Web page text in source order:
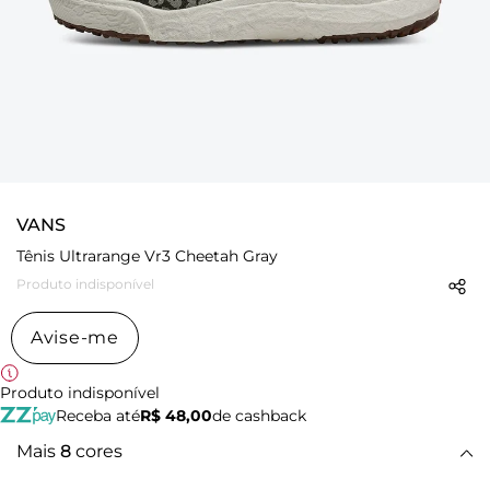
VANS
Tênis Ultrarange Vr3 Cheetah Gray
Produto indisponível
Avise-me
Produto indisponível
Receba atéR$ 48,00de cashback
Mais 8 cores